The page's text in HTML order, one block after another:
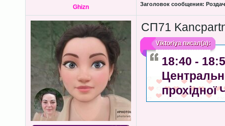
Ghizn Заголовок сообщения:
СП71
Viktoriyaписал(а):
18:40 -
прохідної